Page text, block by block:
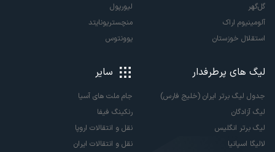
گل‌گهر
آلومینیوم اراک
استقلال خوزستان
لیورپول
منچستریونایتد
یوونتوس
لیگ های پرطرفدار
جدول لیگ برتر ایران (خلیج فارس)
لیگ آزادگان
لیگ برتر انگلیس
لالیگا اسپانیا
سایر
جام ملت های آسیا
رنکینگ فیفا
نقل و انتقالات اروپا
نقل و انتقالات ایران